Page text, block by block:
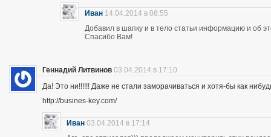
Иван 14.04.2014 в 08:55
Добавил в шапку и в тело статьи информацию и об
Спасибо Вам!
Геннадий Литвинов 03.04.2014 в 17:10
Да! Это ни!!!!!! Даже не стали заморачиваться и хотя-бы как
http://busines-key.com/
Иван 03.04.2014 в 17:14